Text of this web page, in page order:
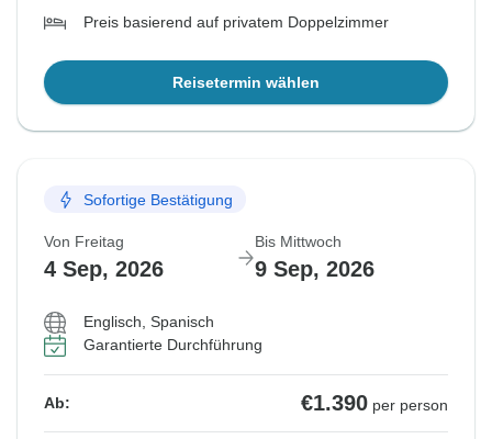
Preis basierend auf privatem Doppelzimmer
Reisetermin wählen
Sofortige Bestätigung
Von Freitag
4 Sep, 2026
Bis Mittwoch
9 Sep, 2026
Englisch, Spanisch
Garantierte Durchführung
Ab: €1.390 per person